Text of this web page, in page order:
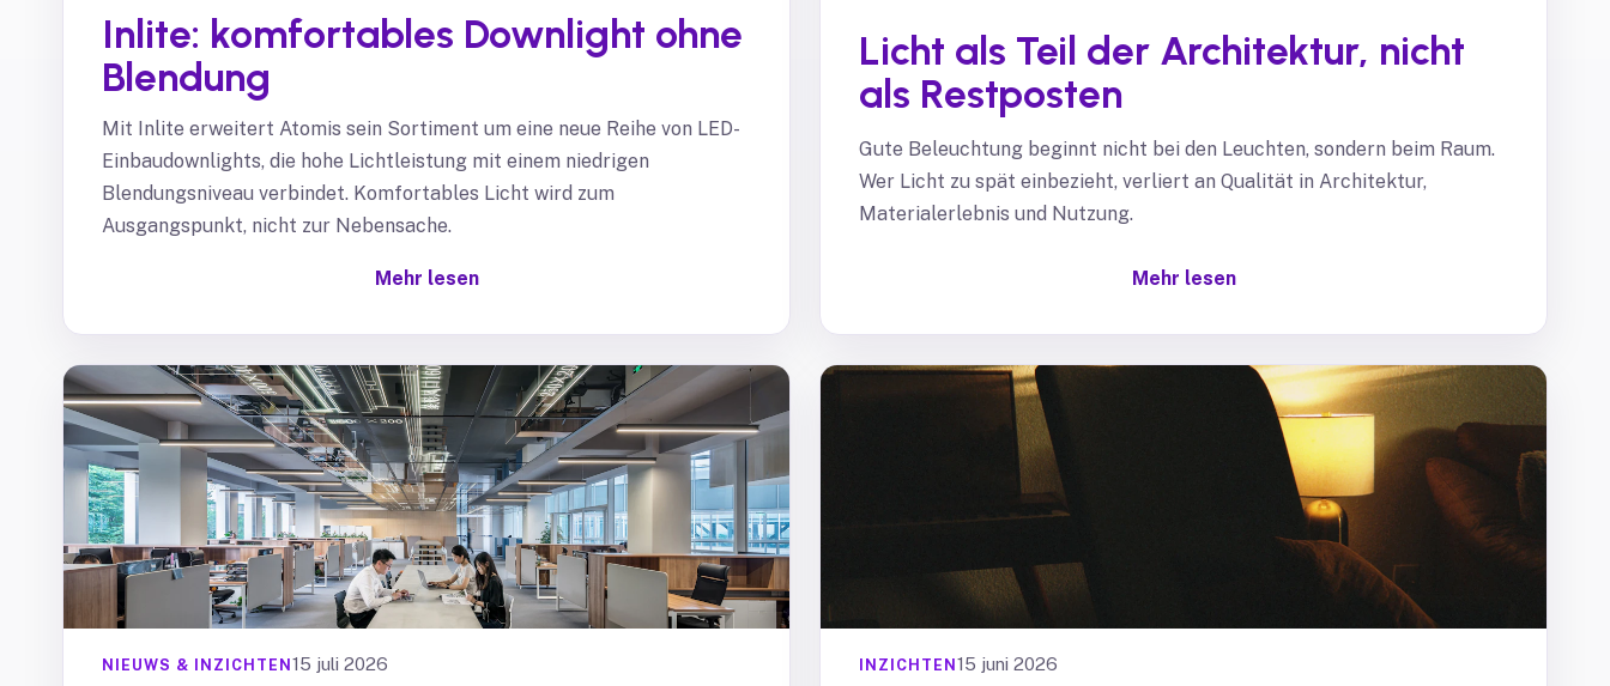
Inlite: komfortables Downlight ohne
Blendung
Mit Inlite erweitert Atomis sein Sortiment um eine neue Reihe von LED-
Einbaudownlights, die hohe Lichtleistung mit einem niedrigen
Blendungsniveau verbindet. Komfortables Licht wird zum
Ausgangspunkt, nicht zur Nebensache.
Mehr lesen
Licht als Teil der Architektur, nicht
als Restposten
Gute Beleuchtung beginnt nicht bei den Leuchten, sondern beim Raum.
Wer Licht zu spät einbezieht, verliert an Qualität in Architektur,
Materialerlebnis und Nutzung.
Mehr lesen
NIEUWS & INZICHTEN15 juli 2026 INZICHTEN15 juni 2026